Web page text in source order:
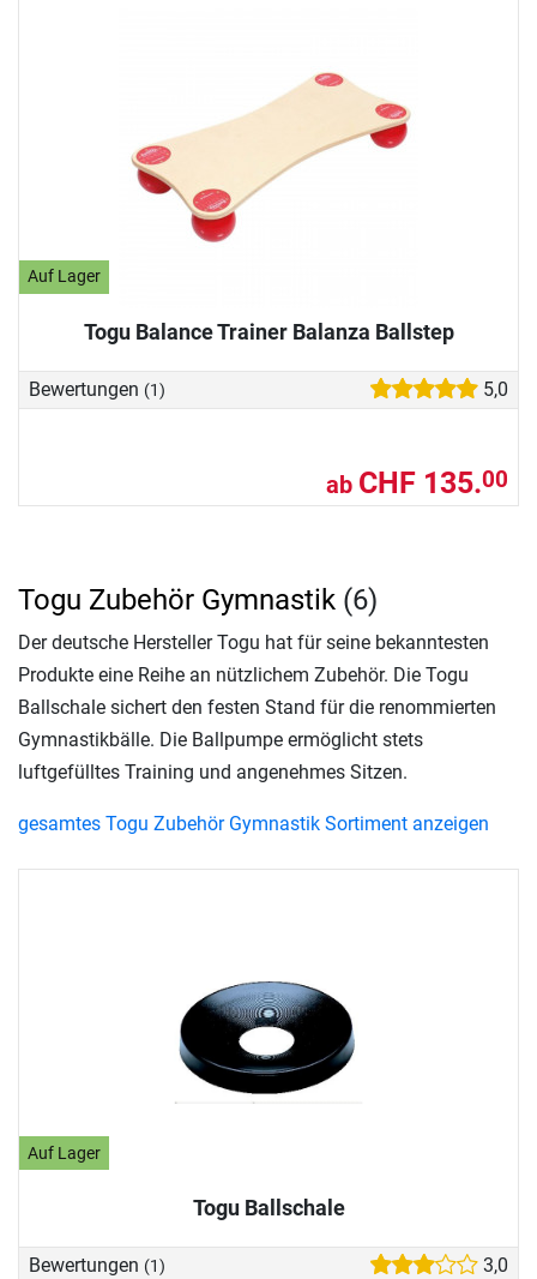
Auf Lager
Togu Balance Trainer Balanza Ballstep
Bewertungen (1) 5,0
ab CHF 135.00
Auf Lager
Togu Ballschale
Bewertungen (1) 3,0
Togu Zubehör Gymnastik (6)
Der deutsche Hersteller Togu hat für seine bekanntesten
Produkte eine Reihe an nützlichem Zubehör. Die Togu
Ballschale sichert den festen Stand für die renommierten
Gymnastikbälle. Die Ballpumpe ermöglicht stets
luftgefülltes Training und angenehmes Sitzen.
gesamtes Togu Zubehör Gymnastik Sortiment anzeigen